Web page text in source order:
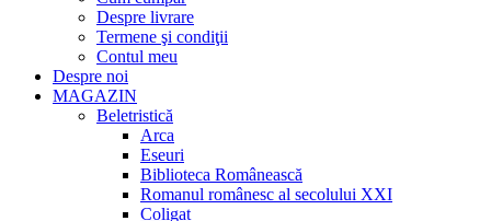
Despre livrare
Termene şi condiţii
Contul meu
Despre noi
MAGAZIN
Beletristică
Arca
Eseuri
Biblioteca Românească
Romanul românesc al secolului XXI
Coligat